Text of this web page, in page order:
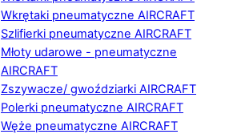
Wkrętaki pneumatyczne AIRCRAFT
Szlifierki pneumatyczne AIRCRAFT
Młoty udarowe - pneumatyczne
AIRCRAFT
Zszywacze/ gwoździarki AIRCRAFT
Polerki pneumatyczne AIRCRAFT
Węże pneumatyczne AIRCRAFT